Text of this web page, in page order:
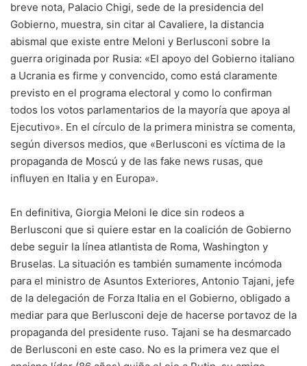
breve nota, Palacio Chigi, sede de la presidencia del
Gobierno, muestra, sin citar al Cavaliere, la distancia
abismal que existe entre Meloni y Berlusconi sobre la
guerra originada por Rusia: «El apoyo del Gobierno italiano
a Ucrania es firme y convencido, como está claramente
previsto en el programa electoral y como lo confirman
todos los votos parlamentarios de la mayoría que apoya al
Ejecutivo». En el círculo de la primera ministra se comenta,
según diversos medios, que «Berlusconi es víctima de la
propaganda de Moscú y de las fake news rusas, que
influyen en Italia y en Europa».
En definitiva, Giorgia Meloni le dice sin rodeos a
Berlusconi que si quiere estar en la coalición de Gobierno
debe seguir la línea atlantista de Roma, Washington y
Bruselas. La situación es también sumamente incómoda
para el ministro de Asuntos Exteriores, Antonio Tajani, jefe
de la delegación de Forza Italia en el Gobierno, obligado a
mediar para que Berlusconi deje de hacerse portavoz de la
propaganda del presidente ruso. Tajani se ha desmarcado
de Berlusconi en este caso. No es la primera vez que el